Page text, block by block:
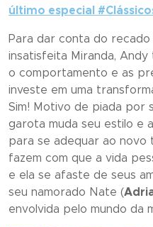
último especial
Para dar conta do
insatisfeita Miranda,
o comportamento e as
investe em uma
Sim! Motivo de piada por
garota muda seu estilo e
para se adequar ao novo
fazem com que a vida
e ela se afaste de seus
seu namorado Nate (
envolvida pelo mundo da